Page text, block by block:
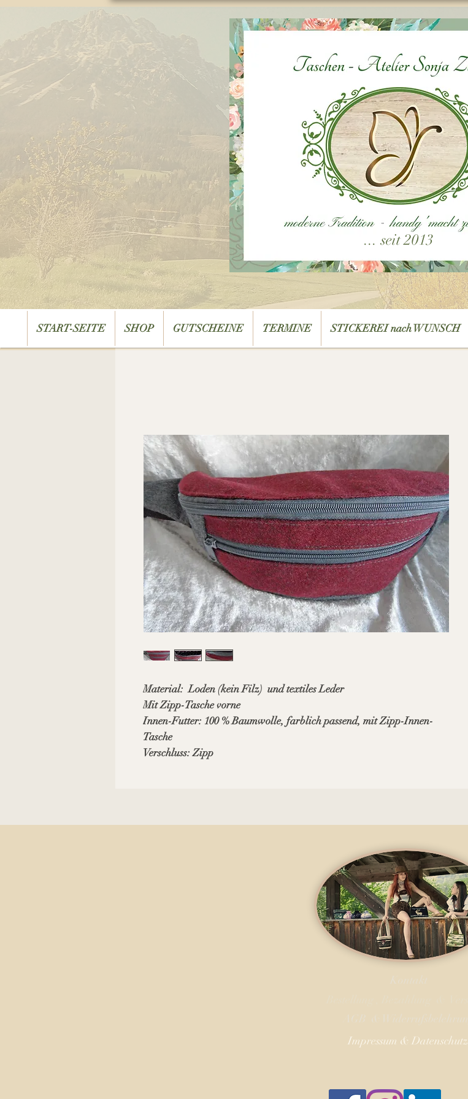
... seit 2013
START-SEITE SHOP GUTSCHEINE TERMINE STICKEREI nach WUNSCH
Material: Loden (kein Filz) und textiles Leder
Mit Zipp-Tasche vorne
Innen-Futter: 100 % Baumwolle, farblich passend, mit Zipp-Innen-
Tasche
Verschluss: Zipp
Impressum & Datenschutz